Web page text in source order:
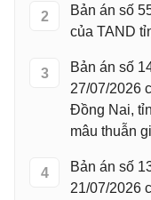
2
Bản án số
của TAND
3
Bản án số
27/07/2026
Đồng Nai,
mâu thuẫn
4
Bản án số
21/07/2026